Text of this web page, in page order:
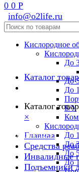
0 0 Р
info@o2life.ru
Кислородное
До
До
До
Б/У
До
До
До
До
Каталог
Каталог
×
8 800 551 02 33
Главная
Средства
Инвалидные
Подъемники